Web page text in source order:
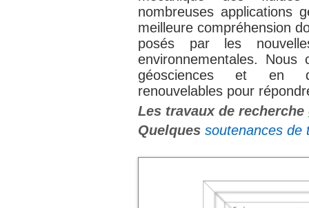
nombreuses applications
meilleure compréhension
posés par les
environnementales.
géosciences et en
renouvelables pour
Les travaux de recherche
Quelques soutenances de